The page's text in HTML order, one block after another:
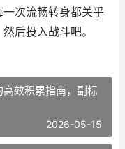
次流畅转身都关乎
后投入战斗吧。
效积累指南，副标
2026-05-15